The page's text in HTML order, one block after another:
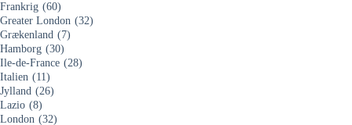
Frankrig (60)
Greater London (32)
Grækenland (7)
Hamborg (30)
Ile-de-France (28)
Italien (11)
Jylland (26)
Lazio (8)
London (32)